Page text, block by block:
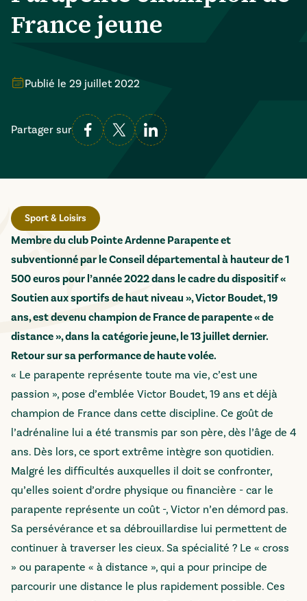
France jeune
Publié le 29 juillet 2022
Partager sur
Sport & Loisirs
Membre du club Pointe Ardenne Parapente et
subventionné par le Conseil départemental à hauteur de 1
500 euros pour l’année 2022 dans le cadre du dispositif «
Soutien aux sportifs de haut niveau », Victor Boudet, 19
ans, est devenu champion de France de parapente « de
distance », dans la catégorie jeune, le 13 juillet dernier.
Retour sur sa performance de haute volée.
« Le parapente représente toute ma vie, c’est une
passion », pose d’emblée Victor Boudet, 19 ans et déjà
champion de France dans cette discipline. Ce goût de
l’adrénaline lui a été transmis par son père, dès l’âge de 4
ans. Dès lors, ce sport extrême intègre son quotidien.
Malgré les difficultés auxquelles il doit se confronter,
qu’elles soient d’ordre physique ou financière - car le
parapente représente un coût -, Victor n’en démord pas.
Sa persévérance et sa débrouillardise lui permettent de
continuer à traverser les cieux. Sa spécialité ? Le « cross
» ou parapente « à distance », qui a pour principe de
parcourir une distance le plus rapidement possible. Ces